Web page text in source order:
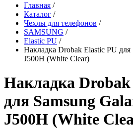
Главная /
Каталог /
Чехлы для телефонов /
SAMSUNG /
Elastic PU /
Накладка Drobak Elastic PU для
J500H (White Clear)
Накладка
для Samsung
J500H (White